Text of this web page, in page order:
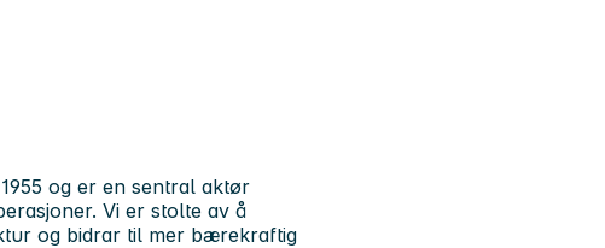
og er en sentral aktør
Vi er stolte av å
og bidrar til mer bærekraftig